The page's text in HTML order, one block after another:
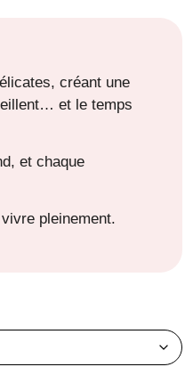
créant une
et le temps
et chaque
pleinement.